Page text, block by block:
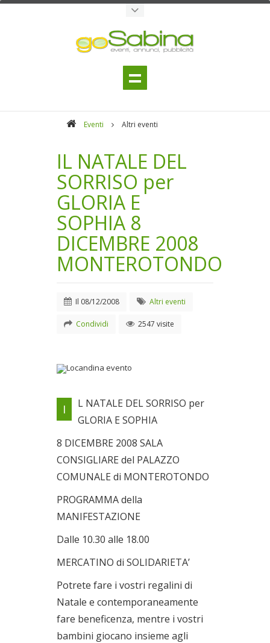
Eventi Altri eventi
IL NATALE DEL
SORRISO per
GLORIA E
SOPHIA 8
DICEMBRE 2008
MONTEROTONDO
Il 08/12/2008 Altri eventi
Condividi 2547 visite
Il 08/12/2008
I
L NATALE DEL SORRISO per
GLORIA E SOPHIA
8 DICEMBRE 2008 SALA
CONSIGLIARE del PALAZZO
COMUNALE di MONTEROTONDO
PROGRAMMA della
MANIFESTAZIONE
Dalle 10.30 alle 18.00
MERCATINO di SOLIDARIETA’
Potrete fare i vostri regalini di
Natale e contemporaneamente
fare beneficenza, mentre i vostri
bambini giocano insieme agli